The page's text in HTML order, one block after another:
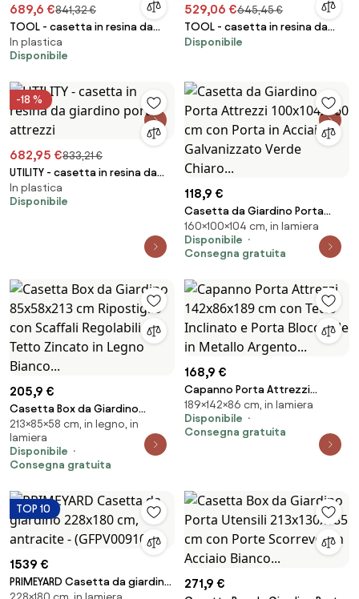
689,6 €841,32 €
TOOL - casetta in resina da
giardino porta attrezzi
In plastica
Disponibile
529,06 €645,45 €
TOOL - casetta in resina da
giardino porta attrezzi
Disponibile
-18 %
682,95 €833,21 €
UTILITY - casetta in resina da
giardino porta attrezzi
In plastica
Disponibile
118,9 €
Casetta da Giardino Porta
Attrezzi 100x104x160 cm con
Porta in Acciaio Galvanizzato
Verde Chiaro...
160×100×104 cm, in lamiera
Disponibile
Consegna gratuita
205,9 €
Casetta Box da Giardino
85x58x213 cm Ripostiglio con
Scaffali Regolabili e Tetto
Zincato in Legno Bianco...
213×85×58 cm, in legno, in
lamiera
Disponibile
Consegna gratuita
168,9 €
Capanno Porta Attrezzi
142x86x189 cm con Tetto
Inclinato e Porta Bloccabile in
Metallo Argento...
189×142×86 cm, in lamiera
Disponibile
Consegna gratuita
TOP 10
1539 €
PRIMEYARD Casetta da giardino
271,9 €